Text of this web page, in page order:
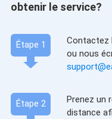
obtenir le service?
Étape 1 Contactez
ou nous
Étape 2
Prenez un
distance